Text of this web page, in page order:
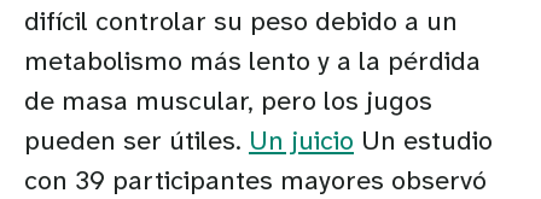
difícil controlar su peso debido a un
metabolismo más lento y a la pérdida
de masa muscular, pero los jugos
pueden ser útiles. Un juicio Un estudio
con 39 participantes mayores observó